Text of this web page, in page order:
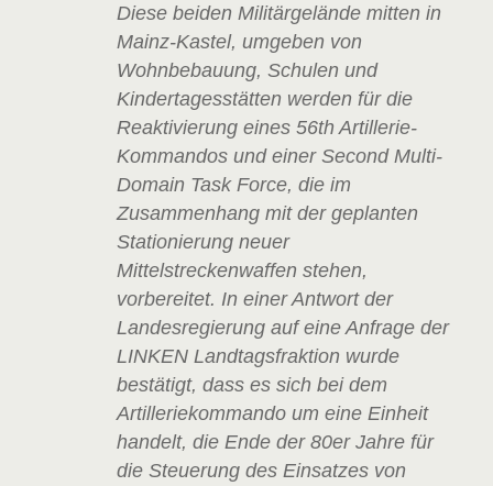
Diese beiden Militärgelände mitten in
Mainz-Kastel, umgeben von
Wohnbebauung, Schulen und
Kindertagesstätten werden für die
Reaktivierung eines 56th Artillerie-
Kommandos und einer Second Multi-
Domain Task Force, die im
Zusammenhang mit der geplanten
Stationierung neuer
Mittelstreckenwaffen stehen,
vorbereitet. In einer Antwort der
Landesregierung auf eine Anfrage der
LINKEN Landtagsfraktion wurde
bestätigt, dass es sich bei dem
Artilleriekommando um eine Einheit
handelt, die Ende der 80er Jahre für
die Steuerung des Einsatzes von